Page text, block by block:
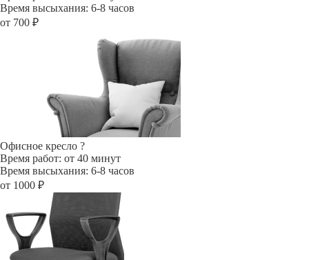
Время высыхания: 6-8 часов
от 700 ₽
Офисное кресло ?
Время работ: от 40 минут
Время высыхания: 6-8 часов
от 1000 ₽